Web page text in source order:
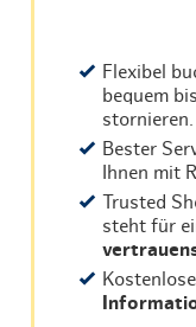
Flexibel
bequem
stornieren.
Bester
Ihnen mit
Trusted
steht für